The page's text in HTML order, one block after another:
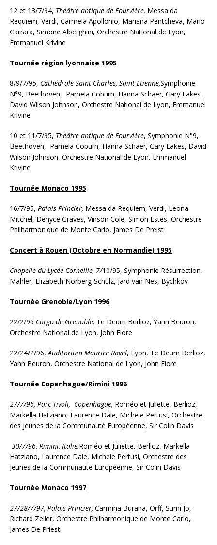
12 et 13/7/94, Théâtre antique de Fourvière, Messa da
Requiem, Verdi, Carmela Apollonio, Mariana Pentcheva, Mario
Carrara, Simone Alberghini, Orchestre National de Lyon,
Emmanuel Krivine
Tournée région lyonnaise 1995
8/9/7/95, Cathédrale Saint Charles, Saint-Etienne,Symphonie
N°9, Beethoven, Pamela Coburn, Hanna Schaer, Gary Lakes,
David Wilson Johnson, Orchestre National de Lyon, Emmanuel
Krivine
10 et 11/7/95, Théâtre antique de Fourvière, Symphonie N°9,
Beethoven, Pamela Coburn, Hanna Schaer, Gary Lakes, David
Wilson Johnson, Orchestre National de Lyon, Emmanuel
Krivine
Tournée Monaco 1995
16/7/95, Palais Princier, Messa da Requiem, Verdi, Leona
Mitchel, Denyce Graves, Vinson Cole, Simon Estes, Orchestre
Philharmonique de Monte Carlo, James De Preist
Concert à Rouen (Octobre en Normandie) 1995
Chapelle du Lycée Corneille, 7/10/95, Symphonie Résurrection,
Mahler, Elizabeth Norberg-Schulz, Jard van Nes, Bychkov
Tournée Grenoble/Lyon 1996
22/2/96 Cargo de Grenoble, Te Deum Berlioz, Yann Beuron,
Orchestre National de Lyon, John Fiore
22/24/2/96,Auditorium Maurice Ravel, Lyon, Te Deum Berlioz,
Yann Beuron, Orchestre National de Lyon, John Fiore
Tournée Copenhague/Rimini 1996
27/7/96, Parc Tivoli, Copenhague, Roméo et Juliette, Berlioz,
Markella Hatziano, Laurence Dale, Michele Pertusi, Orchestre
des Jeunes de la Communauté Européenne, Sir Colin Davis
30/7/96, Rimini, Italie,Roméo et Juliette, Berlioz, Markella
Hatziano, Laurence Dale, Michele Pertusi, Orchestre des
Jeunes de la Communauté Européenne, Sir Colin Davis
Tournée Monaco 1997
27/28/7/97, Palais Princier, Carmina Burana, Orff, Sumi Jo,
Richard Zeller, Orchestre Philharmonique de Monte Carlo,
James De Priest